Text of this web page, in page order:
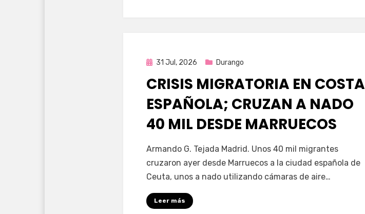
Publicada
31 Jul, 2026 Durango
CRISIS MIGRATORIA EN COSTA
ESPAÑOLA; CRUZAN A NADO
40 MIL DESDE MARRUECOS
porFernando Miranda Servín
Armando G. Tejada Madrid. Unos 40 mil migrantes
cruzaron ayer desde Marruecos a la ciudad española de
Ceuta, unos a nado utilizando cámaras de aire…
Leer más